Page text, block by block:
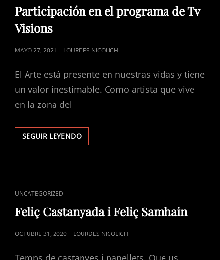
DE
CATEGORÍAS
Participación en el programa de Tv
Visions
PUBLICADO
MAYO 27, 2021 LOURDES NICOLICH
El Arte está presente en nuestras vidas y tiene
un valor inestimable. Como artista que vive
en la zona del
SEGUIR LEYENDOPARTICIPACIÓN
EN
PROGRAMA
ENLACES
DE
CATEGORÍAS
UNCATEGORIZED
Feliç Castanyada i Feliç Samhain
PUBLICADO
OCTUBRE 31, 2020 LOURDES NICOLICH
Temps de castanyes i panellets. Que us